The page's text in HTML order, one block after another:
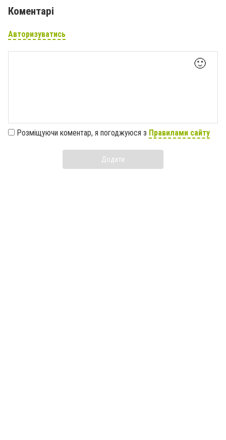
Коментарі
Авторизуватись
🙂
Розміщуючи коментар, я погоджуюся з Правилами сайту
Додати